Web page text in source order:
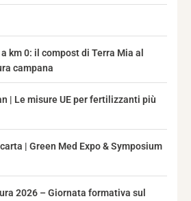
km 0: il compost di Terra Mia al
campana
| Le misure UE per fertilizzanti più
| Green Med Expo & Symposium
2026 – Giornata formativa sul